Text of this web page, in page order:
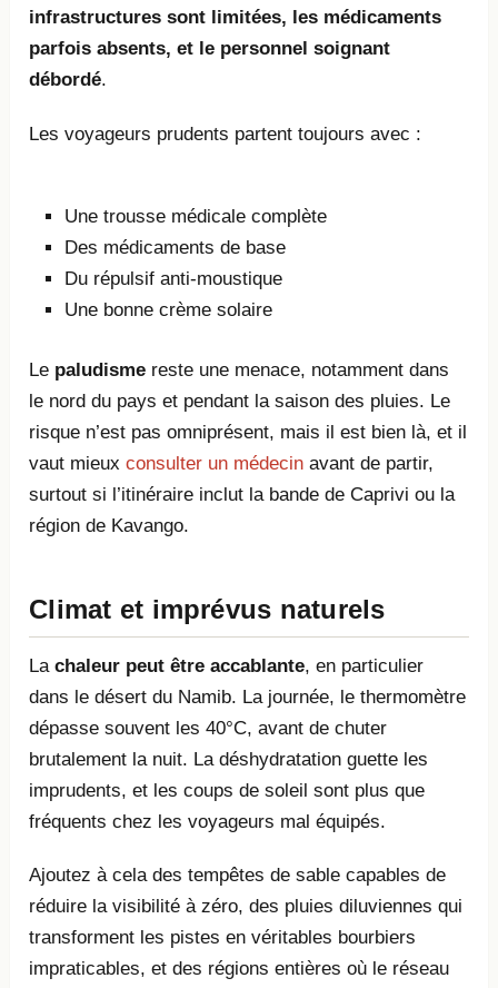
infrastructures sont limitées, les médicaments
parfois absents, et le personnel soignant
débordé.
Les voyageurs prudents partent toujours avec :
Une trousse médicale complète
Des médicaments de base
Du répulsif anti-moustique
Une bonne crème solaire
Le paludisme reste une menace, notamment dans
le nord du pays et pendant la saison des pluies. Le
risque n’est pas omniprésent, mais il est bien là, et il
vaut mieuxconsulter un médecin avant de partir,
surtout si l’itinéraire inclut la bande de Caprivi ou la
région de Kavango.
Climat et imprévus naturels
Lachaleur peut être accablante, en particulier
dans le désert du Namib. La journée, le thermomètre
dépasse souvent les 40°C, avant de chuter
brutalement la nuit. La déshydratation guette les
imprudents, et les coups de soleil sont plus que
fréquents chez les voyageurs mal équipés.
Ajoutez à cela des tempêtes de sable capables de
réduire la visibilité à zéro, des pluies diluviennes qui
transforment les pistes en véritables bourbiers
impraticables, et des régions entières où le réseau